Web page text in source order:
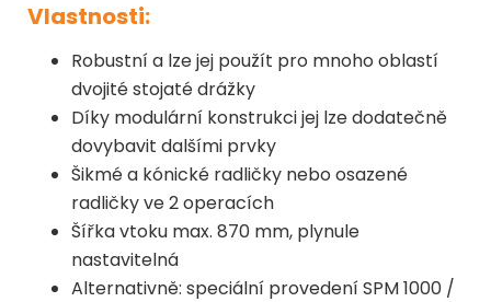
Vlastnosti:
Robustní a lze jej použít pro mnoho oblastí
dvojité stojaté drážky
Díky modulární konstrukci jej lze dodatečně
dovybavit dalšími prvky
Šikmé a kónické radličky nebo osazené
radličky ve 2 operacích
Šířka vtoku max. 870 mm, plynule
nastavitelná
Alternativně: speciální provedení SPM 1000 /